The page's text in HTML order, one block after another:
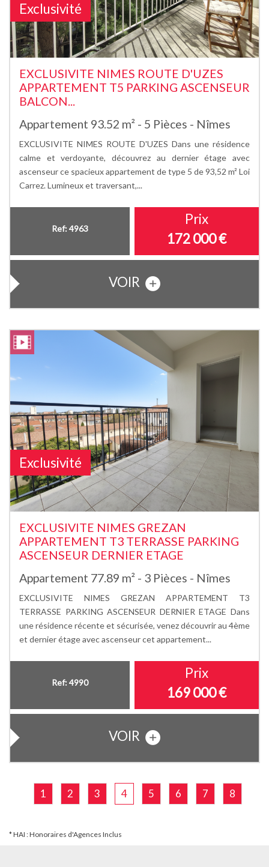
Exclusivité
EXCLUSIVITE NIMES ROUTE D'UZES
APPARTEMENT T5 PARKING ASCENSEUR
BALCON...
Appartement 93.52 m² - 5 Pièces - Nîmes
EXCLUSIVITE NIMES ROUTE D'UZES Dans une résidence
calme et verdoyante, découvrez au dernier étage avec
ascenseur ce spacieux appartement de type 5 de 93,52 m² Loi
Carrez. Lumineux et traversant,...
Ref: 4963
Prix
172 000€
VOIR
Exclusivité
EXCLUSIVITE NIMES GREZAN
APPARTEMENT T3 TERRASSE PARKING
ASCENSEUR DERNIER ETAGE
Appartement 77.89 m² - 3 Pièces - Nîmes
EXCLUSIVITE NIMES GREZAN APPARTEMENT T3
TERRASSE PARKING ASCENSEUR DERNIER ETAGE Dans
une résidence récente et sécurisée, venez découvrir au 4ème
et dernier étage avec ascenseur cet appartement...
Ref: 4990
Prix
169 000€
VOIR
1 2 3 4 5 6 7 8
* HAI : Honoraires d'Agences Inclus